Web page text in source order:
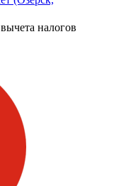
налогов